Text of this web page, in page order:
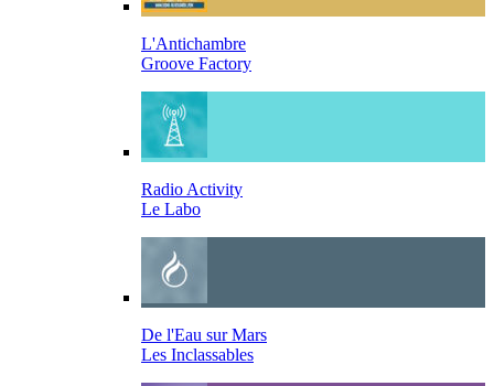
L'Antichambre
Groove Factory
Radio Activity
Le Labo
De l'Eau sur Mars
Les Inclassables